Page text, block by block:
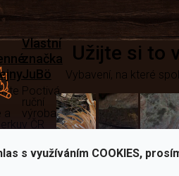
s využíváním COOKIES,
a
Vlastní
značka
JuBö
Poctivá
ruční
výroba
v ČR
Užijte si to
Vybavení, na které